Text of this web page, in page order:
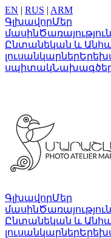
EN | RUS | ARM
ԳլխավորՄեր
մասին
Ընտանեկան և
լուսանկարներ
սպիտակ
ԳլխավորՄեր
մասին
Ընտանեկան և
լուսանկարներ